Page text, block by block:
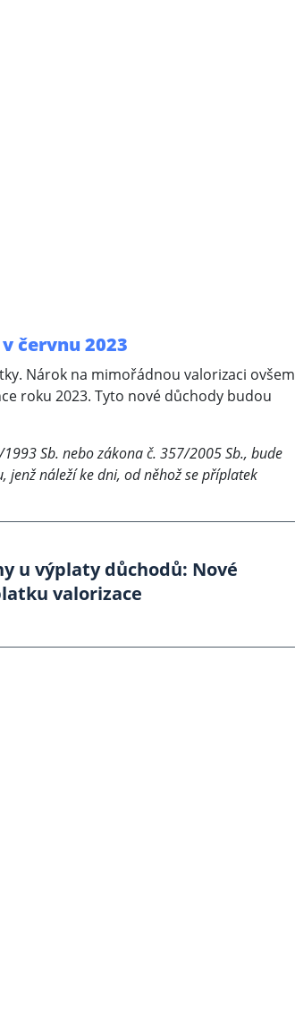
červnu 2023
Nárok na mimořádnou valorizaci ovšem
roku 2023. Tyto nové důchody budou
Sb. nebo zákona č. 357/2005 Sb., bude
jenž náleží ke dni, od něhož se příplatek
u výplaty důchodů: Nové
valorizace